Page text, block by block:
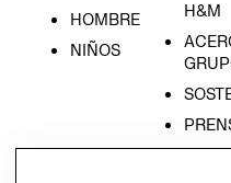
HOMBRE
NIÑOS
H&M